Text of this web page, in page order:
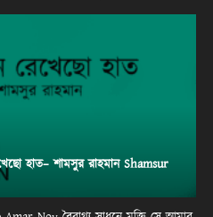
হাত– শামসুর রাহমান Shamsur